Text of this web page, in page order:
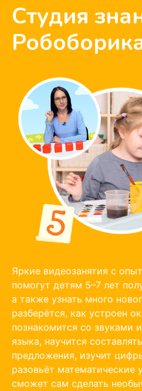
Студия
Яркие видеозанятия с
помогут детям 5–7 лет
а также узнать много
разберётся, как устроен
познакомится со звуками
языка, научится
предложения, изучит
разовьёт математические
сможет сам сделать